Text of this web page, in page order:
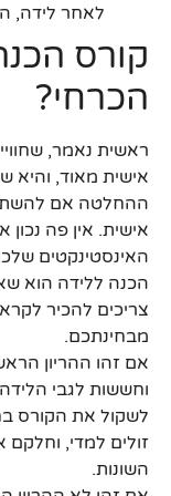
לאחר לידה,
קורס
הכרחי?
ראשית נאמר,
אישית מאוד, והיא
ההחלטה אם
אישית. אין פה נכון
האינסטינקטים
הכנה ללידה הוא
צריכים להכיר
מבחינתכם.
אם זהו ההריון
וחששות לגבי
לשקול את הקורס
זולים למדי, וחלקם
השונות.